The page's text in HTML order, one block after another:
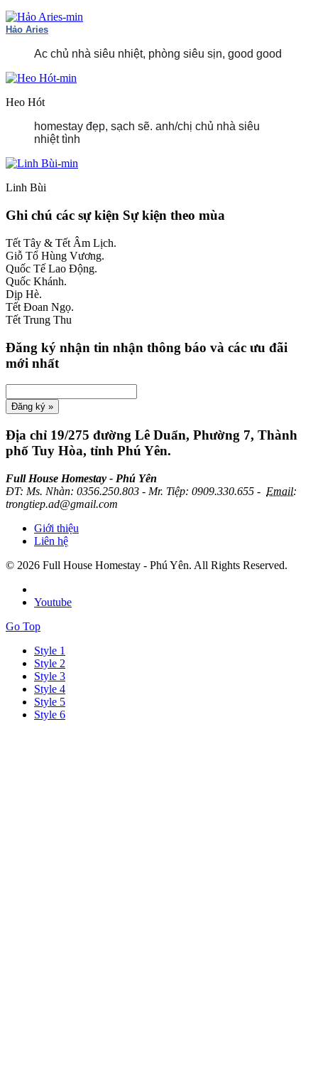
Hảo Aries
Ac chủ nhà siêu nhiệt, phòng siêu sịn, good good
Heo Hót
homestay đẹp, sạch sẽ. anh/chị chủ nhà siêu
nhiệt tình
Linh Bùi
Ghi chú các sự kiện Sự kiện theo mùa
Tết Tây & Tết Âm Lịch.
Giỗ Tổ Hùng Vương.
Quốc Tế Lao Động.
Quốc Khánh.
Dịp Hè.
Tết Đoan Ngọ.
Tết Trung Thu
Đăng ký nhận tin nhận thông báo và các ưu đãi
mới nhất
Địa chỉ 19/275 đường Lê Duẩn, Phường 7, Thành
phố Tuy Hòa, tỉnh Phú Yên.
Full House Homestay - Phú Yên
ĐT: Ms. Nhàn: 0356.250.803 - Mr. Tiệp: 0909.330.655 - Email:
trongtiep.ad@gmail.com
Giới thiệu
Liên hệ
© 2026 Full House Homestay - Phú Yên. All Rights Reserved.
Youtube
Go Top
Style 1
Style 2
Style 3
Style 4
Style 5
Style 6